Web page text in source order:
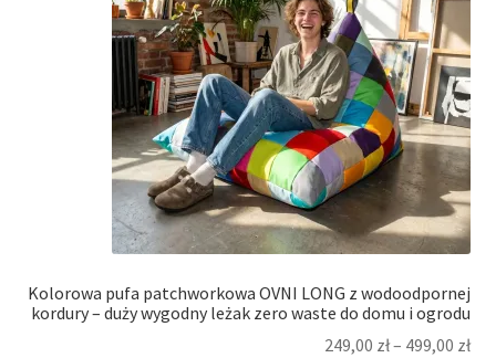
Kolorowa pufa patchworkowa OVNI LONG z wodoodpornej
kordury – duży wygodny leżak zero waste do domu i ogrodu
249,00 zł– 499,00 zł